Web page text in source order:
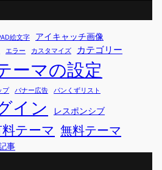
絵文字
アイキャッチ画像
エラー カスタマイズ カテゴリー
ーマの設定
プ バナー広告 パンくずリスト
イン レスポンシブ
テーマ 無料テーマ
事